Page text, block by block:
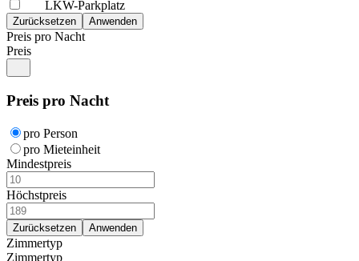
LKW-Parkplatz
Preis pro Nacht
Preis
Preis pro Nacht
pro Person
pro Mieteinheit
Mindestpreis
Höchstpreis
Zimmertyp
Zimmertyp